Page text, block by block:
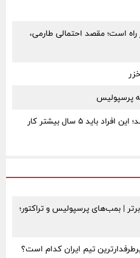
راه است؛ مقصد احتمالی طارمی،
پرسپولیس
شرط جدید بازنشستگی اجرایی شد؛ این افراد باید ۵ سال بیشتر کار
| بمب‌های پرسپولیس و تراکتور؛
تیم ایران کدام است؟